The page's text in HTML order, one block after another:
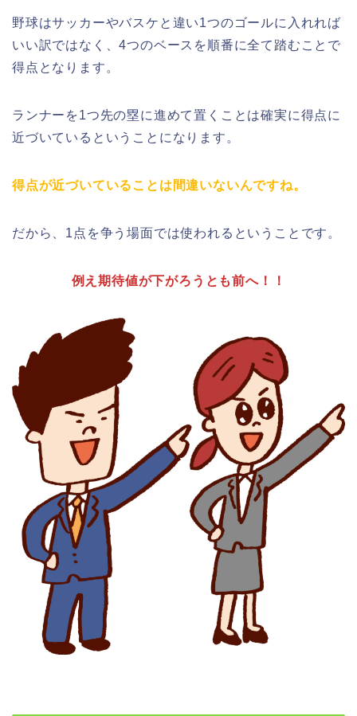
野球はサッカーやバスケと違い1つのゴールに入れれば
いい訳ではなく、4つのベースを順番に全て踏むことで
得点となります。
ランナーを1つ先の塁に進めて置くことは確実に得点に
近づいているということになります。
得点が近づいていることは間違いないんですね。
だから、1点を争う場面では使われるということです。
例え期待値が下がろうとも前へ！！